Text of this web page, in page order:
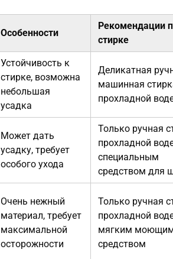
Особенности
Рекомендации
стирке
Устойчивость к
стирке, возможна
небольшая
усадка
Деликатная
машинная
прохладной
Может дать
усадку, требует
особого ухода
Только ручная
прохладной
специальным
средством для
Очень нежный
материал, требует
максимальной
осторожности
Только ручная
прохладной
мягким
средством